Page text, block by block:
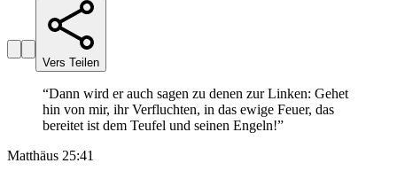
Vers Teilen
“Dann wird er auch sagen zu denen zur Linken: Gehet
hin von mir, ihr Verfluchten, in das ewige Feuer, das
bereitet ist dem Teufel und seinen Engeln!”
Matthäus 25:41